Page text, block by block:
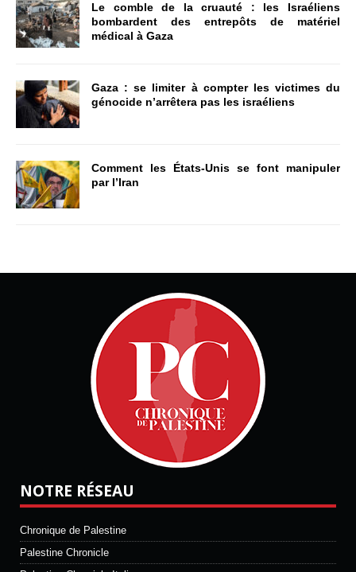
Le comble de la cruauté : les Israéliens
bombardent des entrepôts de matériel
médical à Gaza
Gaza : se limiter à compter les victimes du
génocide n’arrêtera pas les israéliens
Comment les États-Unis se font manipuler
par l’Iran
NOTRE RÉSEAU
Chronique de Palestine
Palestine Chronicle